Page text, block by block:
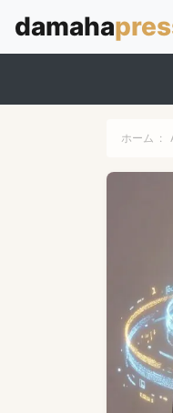
ホーム :